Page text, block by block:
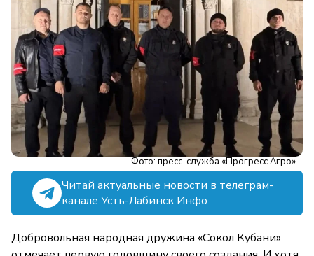
Фото: пресс-служба «Прогресс Агро»
Читай актуальные новости в телеграм-
канале Усть-Лабинск Инфо
Добровольная народная дружина «Сокол Кубани»